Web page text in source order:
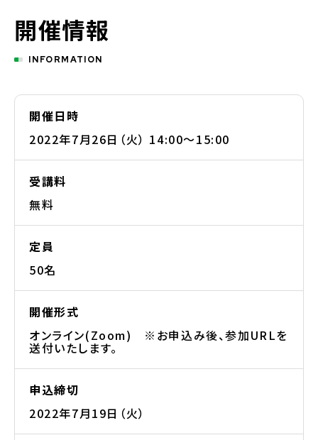
開催情報
INFORMATION
開催日時
2022年7月26日（火） 14:00〜15:00
受講料
無料
定員
50名
開催形式
オンライン(Zoom) ※お申込み後、参加URLを
送付いたします。
申込締切
2022年7月19日（火）